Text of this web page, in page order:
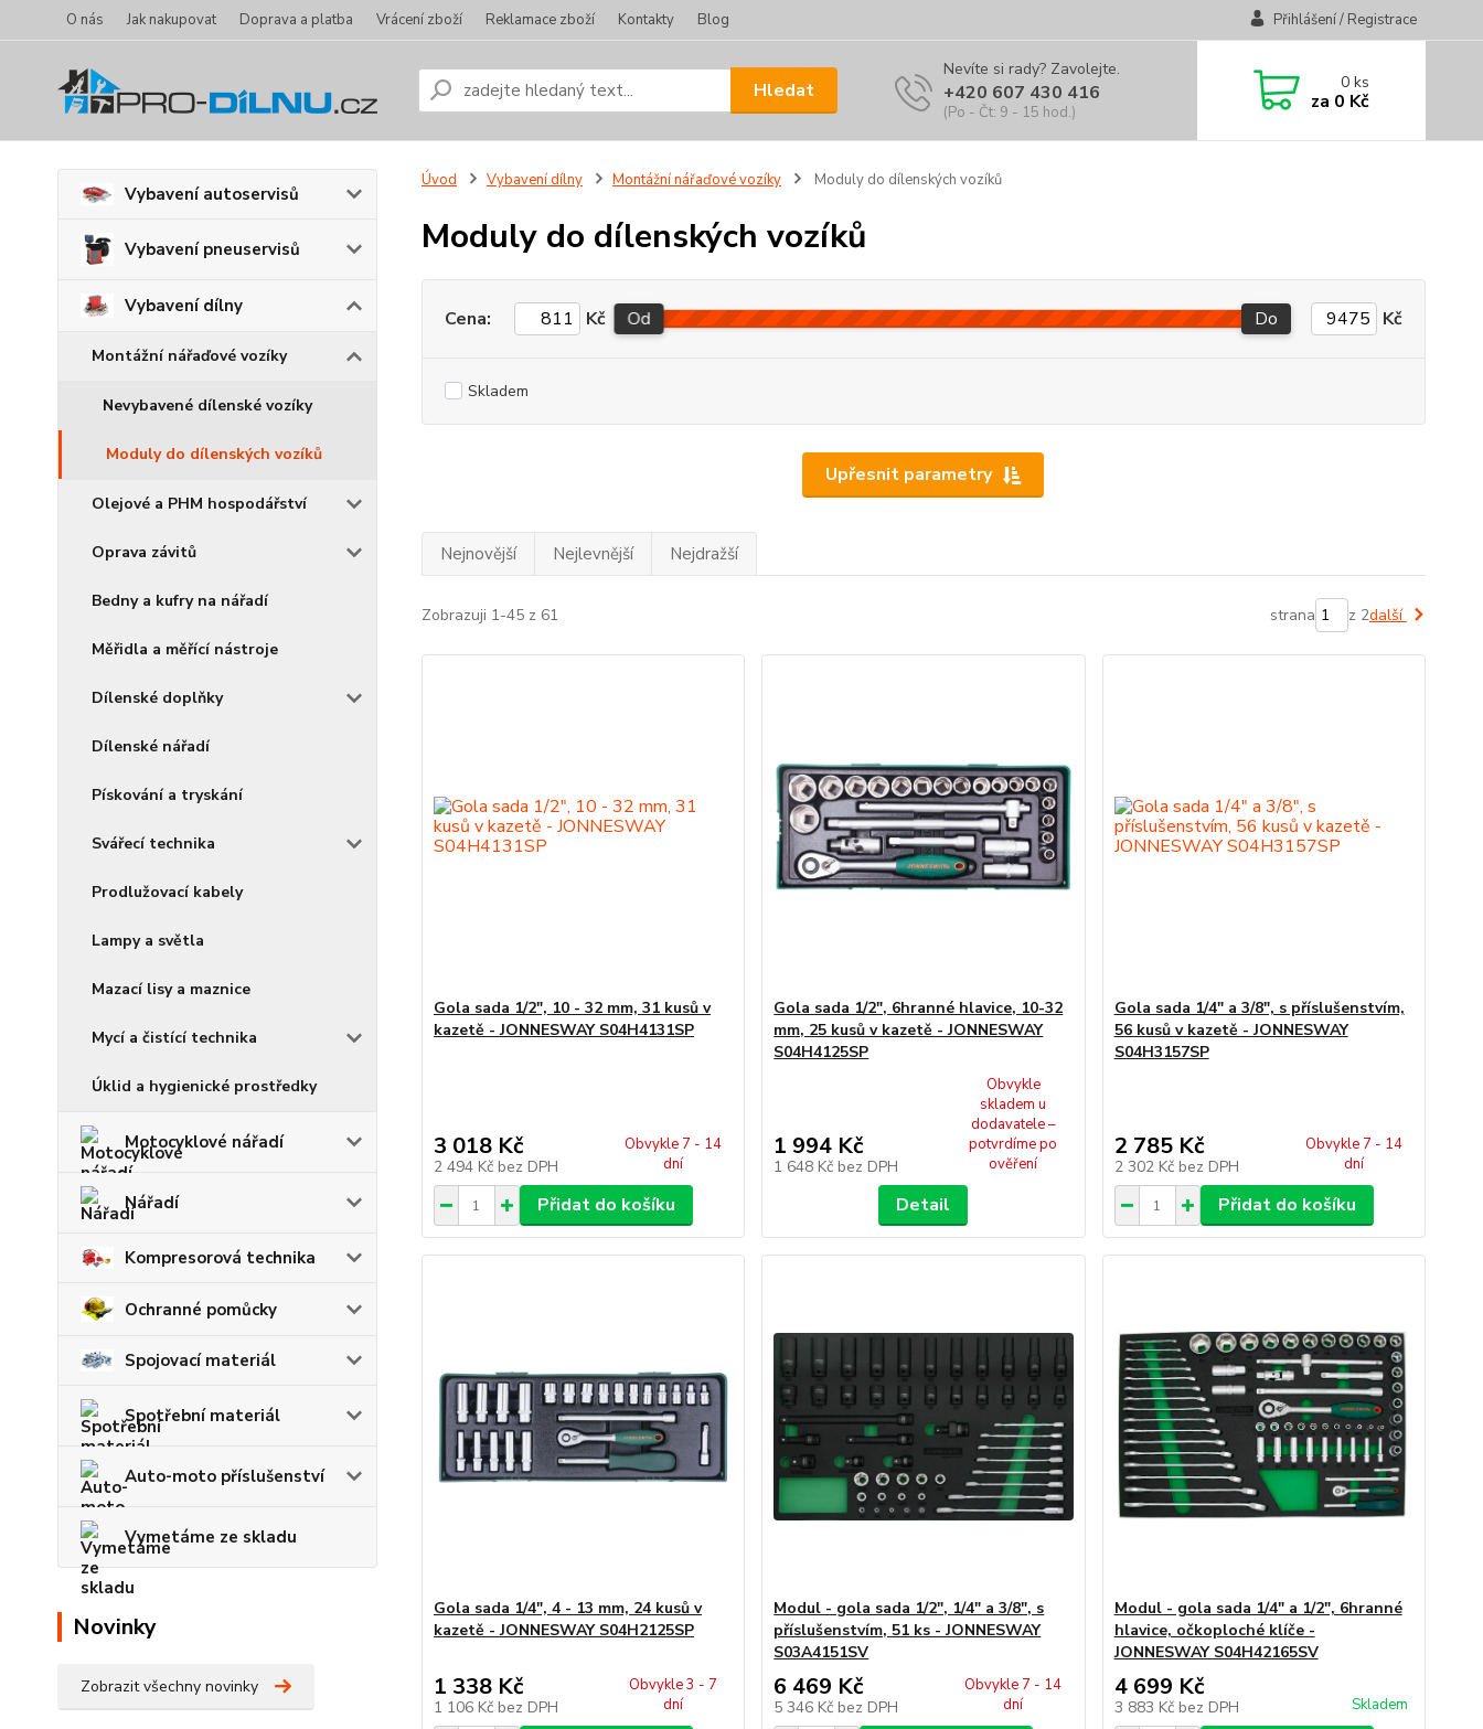
O nás Jak nakupovat Doprava a platba Vrácení zboží Reklamace zboží Kontakty Blog Přihlášení / Registrace
Hledat
Nevíte si rady? Zavolejte.
+420 607 430 416
(Po - Čt: 9 - 15 hod.)
0ks
za 0 Kč
Vybavení autoservisů
Vybavení pneuservisů
Vybavení dílny
Montážní nářaďové vozíky
Nevybavené dílenské vozíky
Moduly do dílenských vozíků
Olejové a PHM hospodářství
Oprava závitů
Bedny a kufry na nářadí
Měřidla a měřící nástroje
Dílenské doplňky
Dílenské nářadí
Pískování a tryskání
Svářecí technika
Prodlužovací kabely
Lampy a světla
Mazací lisy a maznice
Mycí a čistící technika
Úklid a hygienické prostředky
Motocyklové nářadí
Nářadí
Kompresorová technika
Ochranné pomůcky
Spojovací materiál
Spotřební materiál
Auto-moto příslušenství
Vymetáme ze skladu
Novinky
Zobrazit všechny novinky
Úvod Vybavení dílny Montážní nářaďové vozíky Moduly do dílenských vozíků
Moduly do dílenských vozíků
Upřesnit parametry
Cena: Kč Od Do Kč
Skladem
Nejnovější Nejlevnější Nejdražší
Zobrazuji 1-45 z 61 strana z 2další
Gola sada 1/2", 10 - 32 mm, 31 kusů v
kazetě - JONNESWAY S04H4131SP
3 018 Kč
2 494 Kč bez DPH
Obvykle 7 - 14
dní
Přidat do košíku
Gola sada 1/2", 6hranné hlavice, 10-32
mm, 25 kusů v kazetě - JONNESWAY
S04H4125SP
1 994 Kč
1 648 Kč bez DPH
Obvykle
skladem u
dodavatele –
potvrdíme po
ověření
Detail
Gola sada 1/4" a 3/8", s příslušenstvím,
56 kusů v kazetě - JONNESWAY
S04H3157SP
2 785 Kč
2 302 Kč bez DPH
Obvykle 7 - 14
dní
Přidat do košíku
Gola sada 1/4", 4 - 13 mm, 24 kusů v
kazetě - JONNESWAY S04H2125SP
1 338 Kč
1 106 Kč bez DPH
Obvykle 3 - 7
dní
Modul - gola sada 1/2", 1/4" a 3/8", s
příslušenstvím, 51 ks - JONNESWAY
S03A4151SV
6 469 Kč
5 346 Kč bez DPH
Obvykle 7 - 14
dní
Modul - gola sada 1/4" a 1/2", 6hranné
hlavice, očkoploché klíče -
JONNESWAY S04H42165SV
4 699 Kč
3 883 Kč bez DPH Skladem